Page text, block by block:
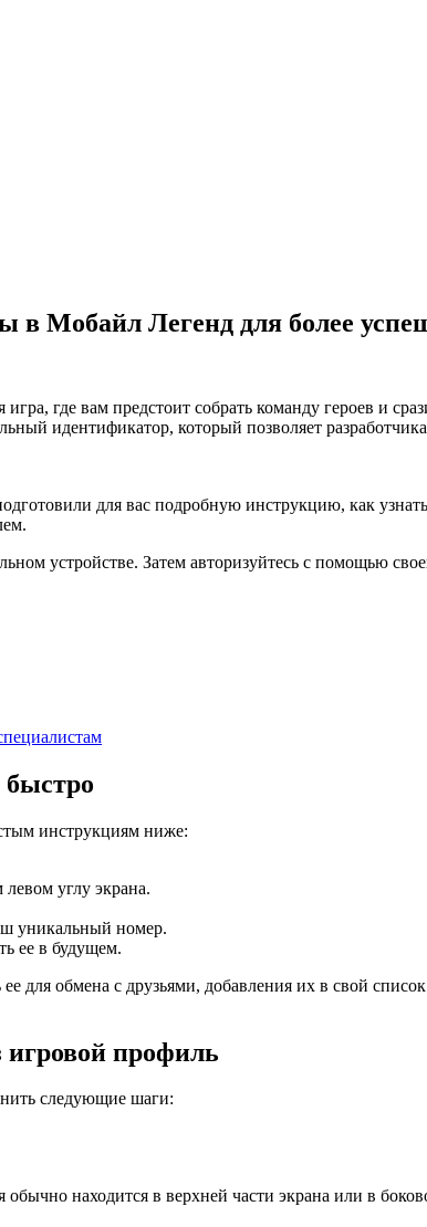
в Мобайл Легенд для более
где вам предстоит собрать команду героев и
идентификатор, который позволяет
для вас подробную инструкцию, как
устройстве. Затем авторизуйтесь с помощью
быстро
инструкциям ниже:
углу экрана.
уникальный номер.
ее в будущем.
для обмена с друзьями, добавления их в свой
игровой профиль
следующие шаги:
находится в верхней части экрана или в